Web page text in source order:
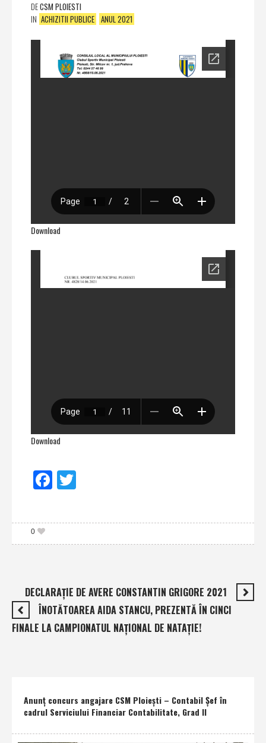
DECSM PLOIESTI
IN ACHIZITII PUBLICE ANUL 2021
Download
Download
Facebook
0
DECLARAŢIE DE AVERE CONSTANTIN GRIGORE 2021
ÎNOTĂTOAREA AIDA STANCU, PREZENTĂ ÎN CINCI
FINALE LA CAMPIONATUL NAŢIONAL DE NATAŢIE!
Anunţ concurs angajare CSM Ploieşti – Contabil Şef în
cadrul Serviciului Financiar Contabilitate, Grad II